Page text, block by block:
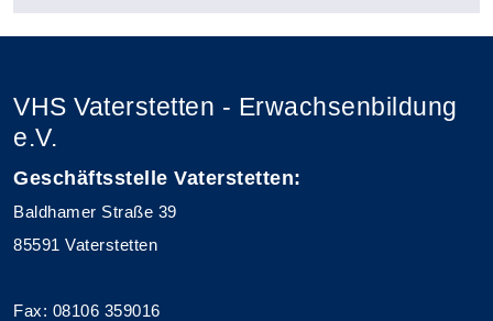
VHS Vaterstetten - Erwachsenbildung
e.V.
Geschäftsstelle Vaterstetten:
Baldhamer Straße 39
85591 Vaterstetten
Fax: 08106 359016